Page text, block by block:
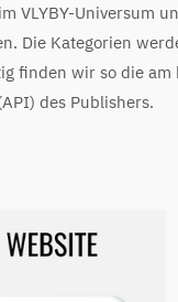
VLYBY-Universum
Die Kategorien
finden wir so die
des Publishers.